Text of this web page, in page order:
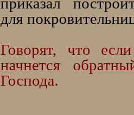
для
Говорят, что
начнется
Господа.